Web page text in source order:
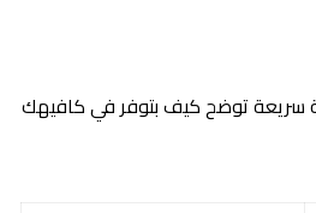
سريعة توضح كيف بتوفر في كافيهك